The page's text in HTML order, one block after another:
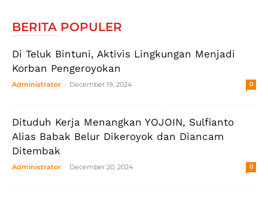
BERITA POPULER
Di Teluk Bintuni, Aktivis Lingkungan Menjadi
Korban Pengeroyokan
Administrator - December 19, 2024 0
Dituduh Kerja Menangkan YOJOIN, Sulfianto
Alias Babak Belur Dikeroyok dan Diancam
Ditembak
Administrator - December 20, 2024 0